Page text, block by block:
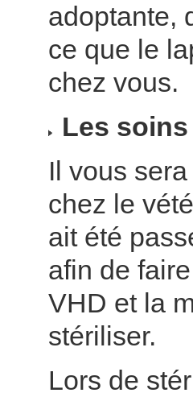
adoptante,
ce que le
chez vous.
Les
Il vous
chez le
ait été
afin de
VHD et la
stériliser.
Lors de